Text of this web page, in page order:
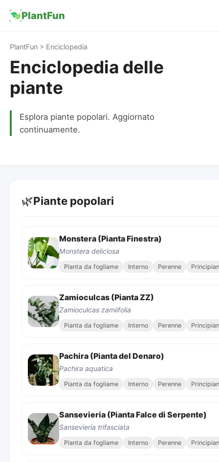
PlantFun
PlantFun > Enciclopedia
Enciclopedia delle
piante
Esplora piante popolari. Aggiornato
continuamente.
🌿Piante popolari
Monstera (Pianta Finestra)
Monstera deliciosa
Pianta da fogliame Interno Perenne
Zamioculcas (Pianta ZZ)
Zamioculcas zamiifolia
Pianta da fogliame Interno Perenne
Pachira (Pianta del Denaro)
Pachira aquatica
Pianta da fogliame Interno Perenne
Sansevieria (Pianta Falce di Serpente)
Sansevieria trifasciata
Pianta da fogliame Interno Perenne